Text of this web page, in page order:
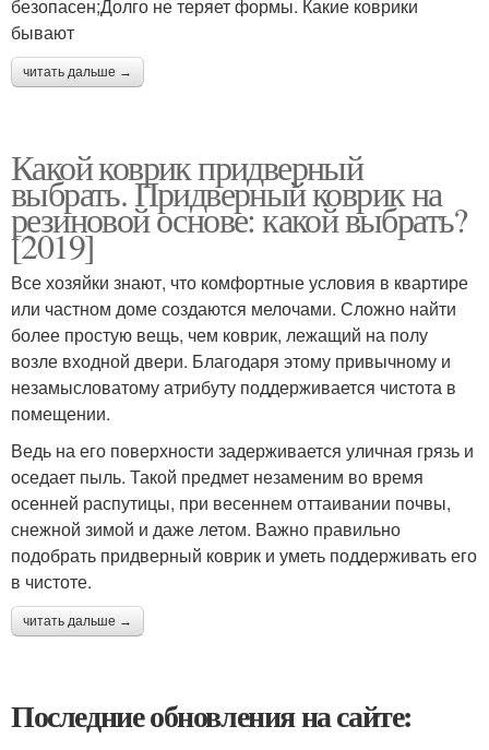
безопасен;Долго не теряет формы. Какие коврики
бывают
читать дальше →
Какой коврик придверный
выбрать. Придверный коврик на
резиновой основе: какой выбрать?
[2019]
Все хозяйки знают, что комфортные условия в квартире
или частном доме создаются мелочами. Сложно найти
более простую вещь, чем коврик, лежащий на полу
возле входной двери. Благодаря этому привычному и
незамысловатому атрибуту поддерживается чистота в
помещении.
Ведь на его поверхности задерживается уличная грязь и
оседает пыль. Такой предмет незаменим во время
осенней распутицы, при весеннем оттаивании почвы,
снежной зимой и даже летом. Важно правильно
подобрать придверный коврик и уметь поддерживать его
в чистоте.
читать дальше →
Последние обновления на сайте: